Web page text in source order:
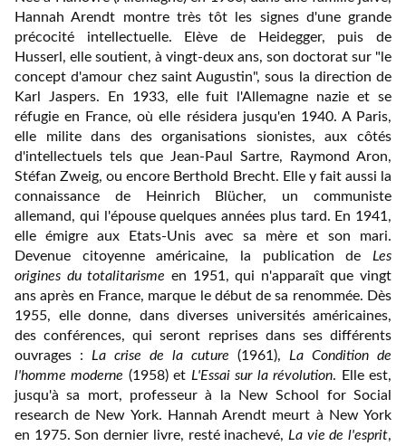
Hannah Arendt montre très tôt les signes d'une grande
précocité intellectuelle. Elève de Heidegger, puis de
Husserl, elle soutient, à vingt-deux ans, son doctorat sur "le
concept d'amour chez saint Augustin", sous la direction de
Karl Jaspers. En 1933, elle fuit l'Allemagne nazie et se
réfugie en France, où elle résidera jusqu'en 1940. A Paris,
elle milite dans des organisations sionistes, aux côtés
d'intellectuels tels que Jean-Paul Sartre, Raymond Aron,
Stéfan Zweig, ou encore Berthold Brecht. Elle y fait aussi la
connaissance de Heinrich Blücher, un communiste
allemand, qui l'épouse quelques années plus tard. En 1941,
elle émigre aux Etats-Unis avec sa mère et son mari.
Devenue citoyenne américaine, la publication de
Les
origines du totalitarisme en 1951, qui n'apparaît que vingt
ans après en France, marque le début de sa renommée. Dès
1955, elle donne, dans diverses universités américaines,
des conférences, qui seront reprises dans ses différents
ouvrages :
La crise de la cuture (1961),
La Condition de
l'homme moderne (1958) et L'Essai sur la révolution. Elle est,
jusqu'à sa mort, professeur à la New School for Social
research de New York. Hannah Arendt meurt à New York
en 1975. Son dernier livre, resté inachevé, La vie de l'esprit,